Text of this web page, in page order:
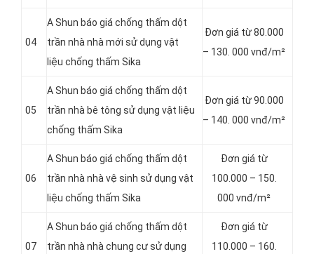
04
A Shun báo giá chống thấm dột
trần nhà nhà mới sử dụng vật
liệu chống thấm Sika
Đơn giá từ 80.000
– 130. 000 vnđ/m²
05
A Shun báo giá chống thấm dột
trần nhà bê tông sử dụng vật liệu
chống thấm Sika
Đơn giá từ 90.000
– 140. 000 vnđ/m²
06
A Shun báo giá chống thấm dột
trần nhà nhà vệ sinh sử dụng vật
liệu chống thấm Sika
Đơn giá từ
100.000 – 150.
000 vnđ/m²
07
A Shun báo giá chống thấm dột
trần nhà nhà chung cư sử dụng
Đơn giá từ
110.000 – 160.